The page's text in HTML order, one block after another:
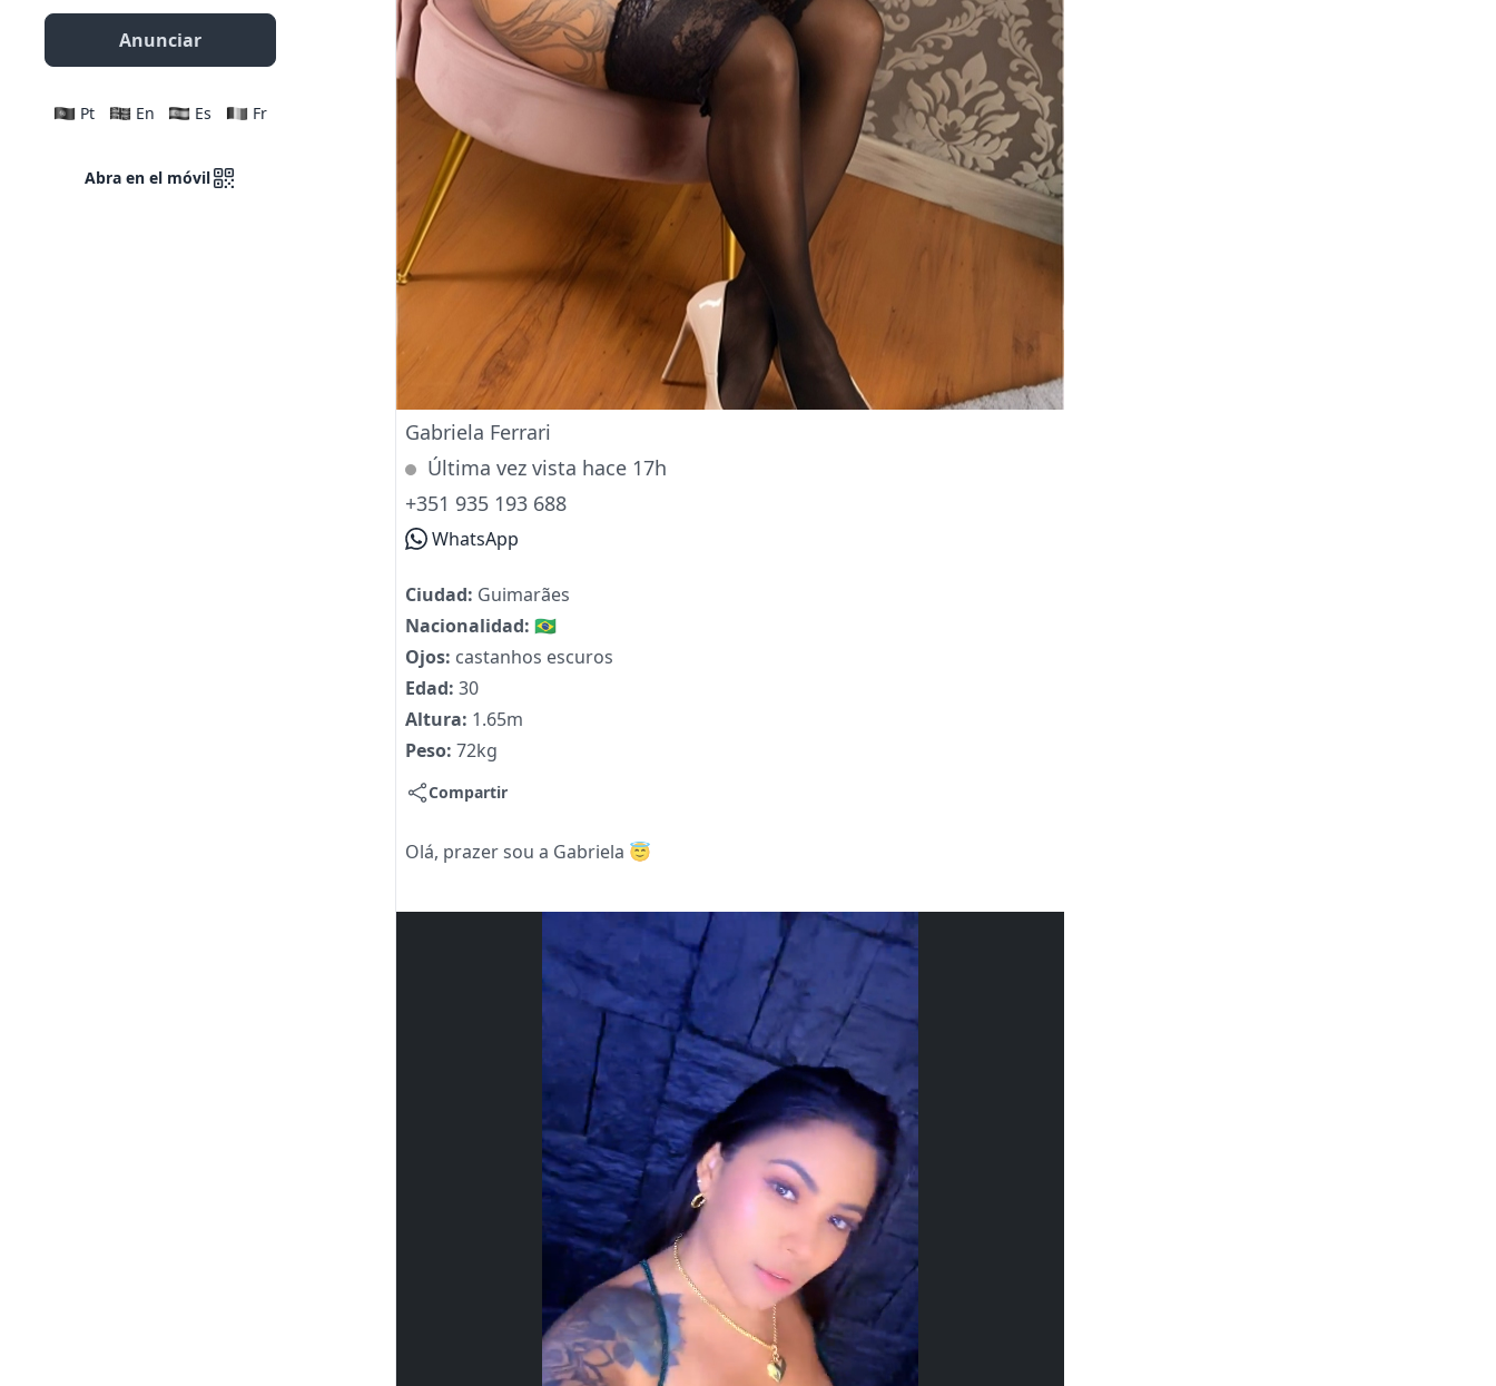
Anunciar
Pt En Es Fr
Abra en el móvil
Gabriela Ferrari
Última vez vista hace 17h
+351 935 193 688
WhatsApp
Ciudad: Guimarães
Nacionalidad: 🇧🇷
Ojos: castanhos escuros
Edad: 30
Altura: 1.65m
Peso: 72kg
Compartir
Olá, prazer sou a Gabriela 😇